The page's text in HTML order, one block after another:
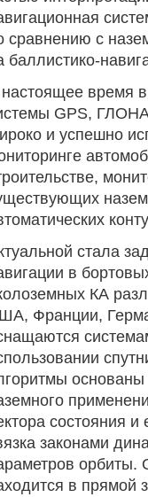
сравнению с
баллистико-
время
GPS,
и успешно
стала
в
КА
Франции,
основаны
состояния
законами
орбиты.
в прямой